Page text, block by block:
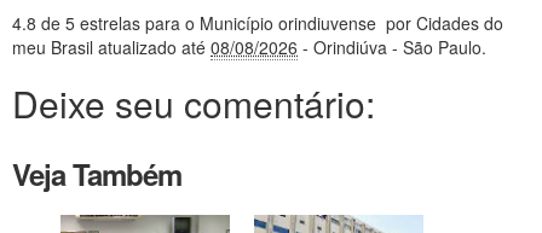
4.8 de 5 estrelas para o Município orindiuvense por Cidades do
meu Brasil atualizado até 08/08/2026 - Orindiúva - São Paulo.
Deixe seu comentário:
Veja Também